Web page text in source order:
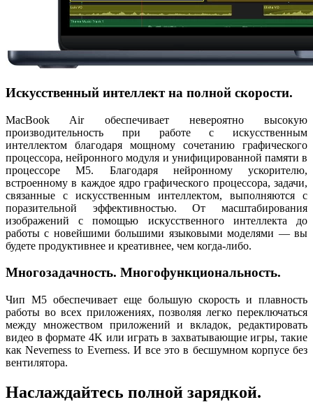
Искусственный интеллект на полной скорости.
MacBook Air обеспечивает невероятно высокую
производительность при работе с искусственным
интеллектом благодаря мощному сочетанию графического
процессора, нейронного модуля и унифицированной памяти в
процессоре M5. Благодаря нейронному ускорителю,
встроенному в каждое ядро графического процессора, задачи,
связанные с искусственным интеллектом, выполняются с
поразительной эффективностью. От масштабирования
изображений с помощью искусственного интеллекта до
работы с новейшими большими языковыми моделями — вы
будете продуктивнее и креативнее, чем когда-либо.
Многозадачность. Многофункциональность.
Чип M5 обеспечивает еще большую скорость и плавность
работы во всех приложениях, позволяя легко переключаться
между множеством приложений и вкладок, редактировать
видео в формате 4K или играть в захватывающие игры, такие
как Neverness to Everness. И все это в бесшумном корпусе без
вентилятора.
Наслаждайтесь полной зарядкой.